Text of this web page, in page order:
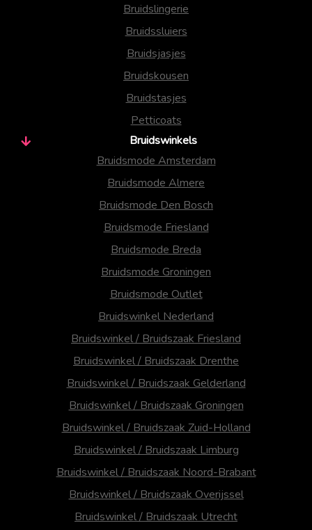
Bruidslingerie
Bruidssluiers
Bruidsjasjes
Bruidskousen
Bruidstasjes
Petticoats
Bruidswinkels
Bruidsmode Amsterdam
Bruidsmode Almere
Bruidsmode Den Bosch
Bruidsmode Friesland
Bruidsmode Breda
Bruidsmode Groningen
Bruidsmode Outlet
Bruidswinkel Nederland
Bruidswinkel / Bruidszaak Friesland
Bruidswinkel / Bruidszaak Drenthe
Bruidswinkel / Bruidszaak Gelderland
Bruidswinkel / Bruidszaak Groningen
Bruidswinkel / Bruidszaak Zuid-Holland
Bruidswinkel / Bruidszaak Limburg
Bruidswinkel / Bruidszaak Noord-Brabant
Bruidswinkel / Bruidszaak Overijssel
Bruidswinkel / Bruidszaak Utrecht